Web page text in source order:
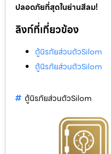
ปลอดภัยที่สุดในย่านสีลม!
ลิงก์ที่เกี่ยวข้อง
ตู้นิรภัยส่วนตัวSilom
ตู้นิรภัยส่วนตัวSilom
ตู้นิรภัยส่วนตัวSilom